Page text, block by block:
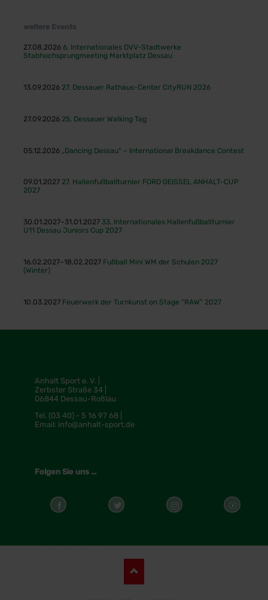
weitere Events
27.08.2026 6. Internationales DVV-Stadtwerke
Stabhochsprungmeeting Marktplatz Dessau
13.09.2026 27. Dessauer Rathaus-Center CityRUN 2026
27.09.2026 25. Dessauer Walking Tag
05.12.2026 „Dancing Dessau“ – International Breakdance Contest
09.01.2027 27. Hallenfußballturnier FORD GEISSEL ANHALT-CUP
2027
30.01.2027–31.01.2027 33. Internationales Hallenfußballturnier
U11 Dessau Juniors Cup 2027
16.02.2027–18.02.2027 Fußball Mini WM der Schulen 2027
(Winter)
10.03.2027 Feuerwerk der Turnkunst on Stage "RAW" 2027
Anhalt Sport e. V. |
Zerbster Straße 34 |
06844 Dessau-Roßlau
Tel. (03 40) - 5 16 97 68 |
Email: info@anhalt-sport.de
Folgen Sie uns ...